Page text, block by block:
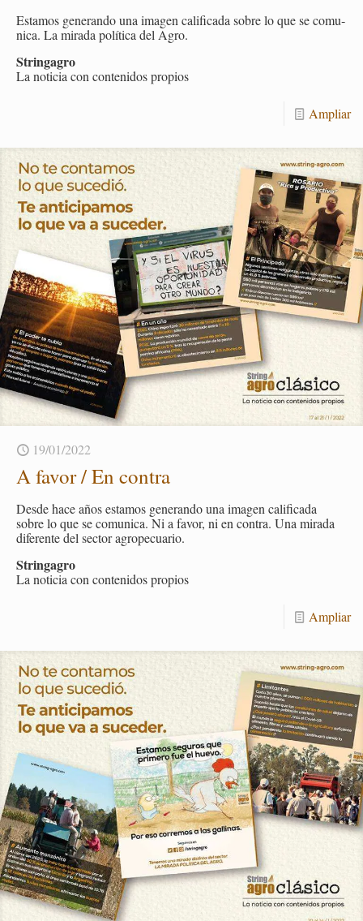
Es­ta­mos ge­ne­ran­do una ima­gen ca­li­fi­ca­da sobre lo que se co­mu­
ni­ca. La mi­ra­da po­lí­ti­ca del Agro.
Strin­ga­gro
La no­ti­cia con con­te­ni­dos pro­pios
Am­pliar
19/01/2022
A favor / En con­tra
Desde hace años es­ta­mos ge­ne­ran­do una ima­gen ca­li­fi­ca­da
sobre lo que se co­mu­ni­ca. Ni a favor, ni en con­tra. Una mi­ra­da
di­fe­ren­te del sec­tor agro­pe­cua­rio.
Strin­ga­gro
La no­ti­cia con con­te­ni­dos pro­pios
Am­pliar